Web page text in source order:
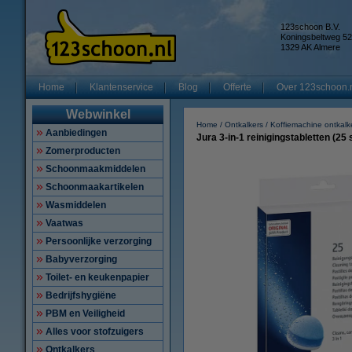
123schoon B.V.
Koningsbeltweg 52
1329 AK Almere
Home Klantenservice Blog Offerte Over
Webwinkel
Aanbiedingen
Zomerproducten
Schoonmaakmiddelen
Schoonmaakartikelen
Wasmiddelen
Vaatwas
Persoonlijke verzorging
Babyverzorging
Toilet- en keukenpapier
Bedrijfshygiëne
PBM en Veiligheid
Alles voor stofzuigers
Ontkalkers
Home Ontkalkers Koffiemachine
Jura 3-in-1 reinigingstabletten (25